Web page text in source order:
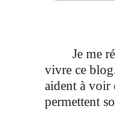
Je me
vivre ce
aident à voir
permettent